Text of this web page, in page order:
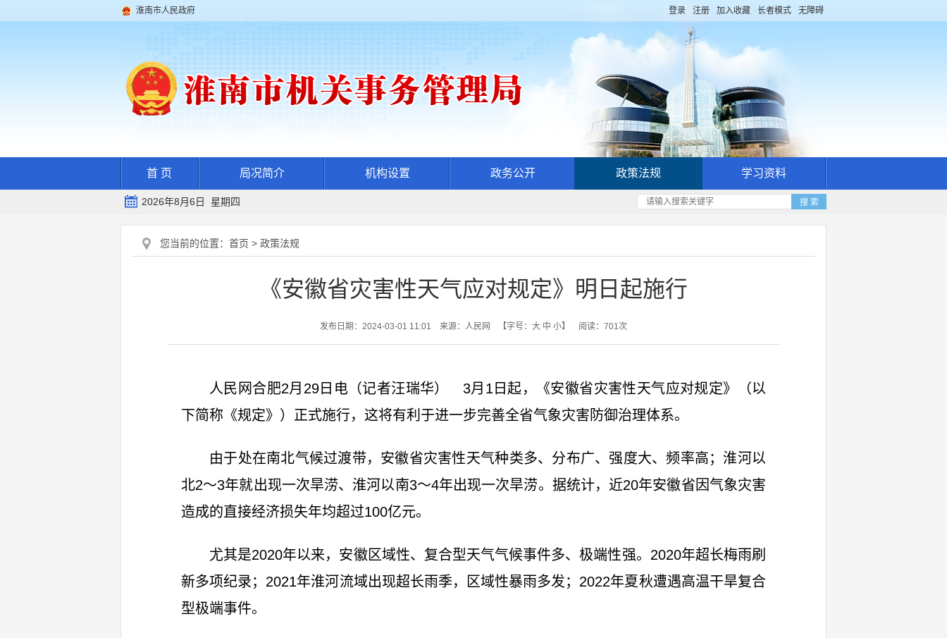
淮南市人民政府 登录 注册 加入收藏 长者模式 无障碍
首 页 局况简介 机构设置 政务公开 政策法规 学习资料
2026年8月6日 星期四
您当前的位置： 首页 > 政策法规
《安徽省灾害性天气应对规定》明日起施行
发布日期：2024-03-01 11:01 来源：人民网 【字号：大 中 小】 阅读： 701次
人民网合肥2月29日电（记者汪瑞华） 3月1日起，《安徽省灾害性天气应对规定》（以
下简称《规定》）正式施行，这将有利于进一步完善全省气象灾害防御治理体系。
由于处在南北气候过渡带，安徽省灾害性天气种类多、分布广、强度大、频率高；淮河以
北2～3年就出现一次旱涝、淮河以南3～4年出现一次旱涝。据统计，近20年安徽省因气象灾害
造成的直接经济损失年均超过100亿元。
尤其是2020年以来，安徽区域性、复合型天气气候事件多、极端性强。2020年超长梅雨刷
新多项纪录；2021年淮河流域出现超长雨季，区域性暴雨多发；2022年夏秋遭遇高温干旱复合
型极端事件。